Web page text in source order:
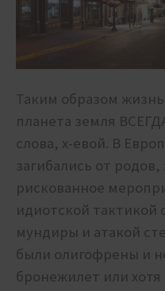
Таким образом
планета земля
слова, х-евой. В
загибались от
рискованное
идиотской тактикой
мундиры и атакой
были олигофрены и
бронежилет или хотя